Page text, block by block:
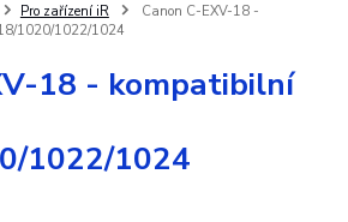
Pro zařízení iR
Canon C-EXV-18 -
1020/1022/1024
18 - kompatibilní
1022/1024